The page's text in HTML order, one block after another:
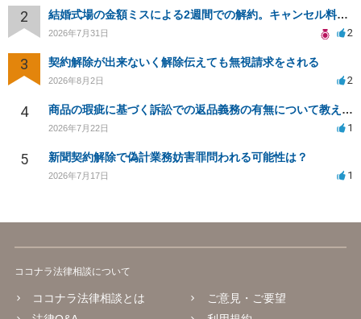
2 結婚式場の金額ミスによる2週間での解約。キャンセル料10万円の免除は可能か。
2026年7月31日 2
3 契約解除が出来ないく解除伝えても無視請求をされる
2026年8月2日 2
4 商品の瑕疵に基づく訴訟での返品義務の有無について教えてください
2026年7月22日 1
5 新聞契約解除で偽計業務妨害罪問われる可能性は？
2026年7月17日 1
ココナラ法律相談について
ココナラ法律相談とは
ご意見・ご要望